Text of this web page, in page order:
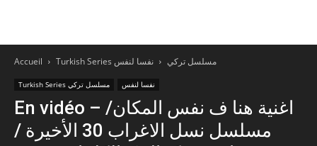
Accueil Turkish Series مسلسل تركي نفسا لنفس
Turkish Series مسلسل تركي نفسا لنفس
En vidéo – اغنية هنا ف نفس المكان/
مسلسل نسل الاغراب 30 الأخيرة /